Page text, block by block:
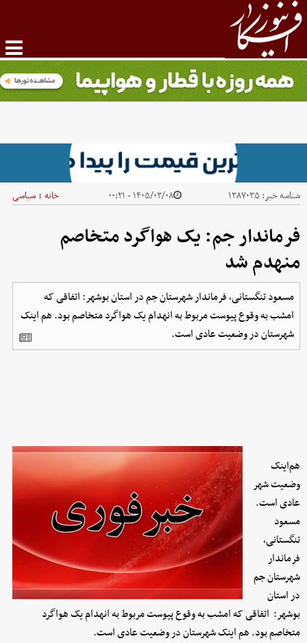
شناسه خبر: ۱۳۸۷۰۳۵ ۱۴۰۵/۰۳/۰۸ - ۰۰:۲۱ خانه | سیاسی
فرماندار جم: یک هواگرد متخاصم
منهدم شد
مسعود تنگستانی، فرماندار شهرستان جم در استان بوشهر: اتفاقی که
امشب به وقوع پیوست مربوط به انهدام یک هواگرد متخاصم بود. هم اینک
شهرستان در وضعیت عادی است.
هم‌اینک
وضعیت شهر
عادی است.
مسعود
تنگستانی،
فرماندار
شهرستان جم
در استان
بوشهر: اتفاقی که امشب به وقوع پیوست مربوط به انهدام یک هواگرد
متخاصم بود. هم اینک شهرستان در وضعیت عادی است.